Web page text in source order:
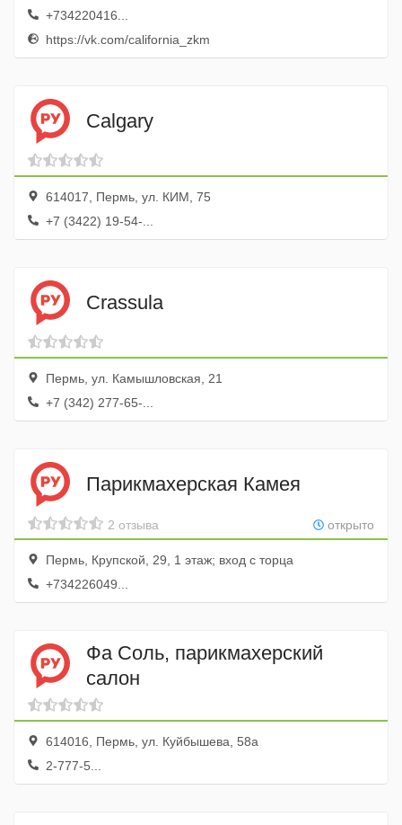
+734220416...
https://vk.com/california_zkm
Cаlgary
614017, Пермь, ул. КИМ, 75
+7 (3422) 19-54-...
Crassula
Пермь, ул. Камышловская, 21
+7 (342) 277-65-...
Парикмахерская Камея
открыто
2 отзыва
Пермь, Крупской, 29, 1 этаж; вход с торца
+734226049...
Фа Соль, парикмахерский
салон
614016, Пермь, ул. Куйбышева, 58а
2-777-5...